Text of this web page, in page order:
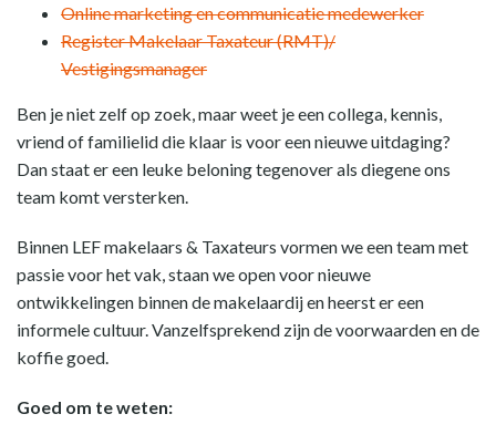
Online marketing en communicatie medewerker
Register Makelaar Taxateur (RMT)/
Vestigingsmanager
Ben je niet zelf op zoek, maar weet je een collega, kennis,
vriend of familielid die klaar is voor een nieuwe uitdaging?
Dan staat er een leuke beloning tegenover als diegene ons
team komt versterken.
Binnen LEF makelaars & Taxateurs vormen we een team met
passie voor het vak, staan we open voor nieuwe
ontwikkelingen binnen de makelaardij en heerst er een
informele cultuur. Vanzelfsprekend zijn de voorwaarden en de
koffie goed.
Goed om te weten: